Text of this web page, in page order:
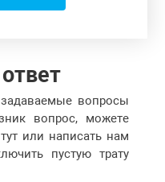
вопросы
вопрос, можете
или написать нам
пустую трату